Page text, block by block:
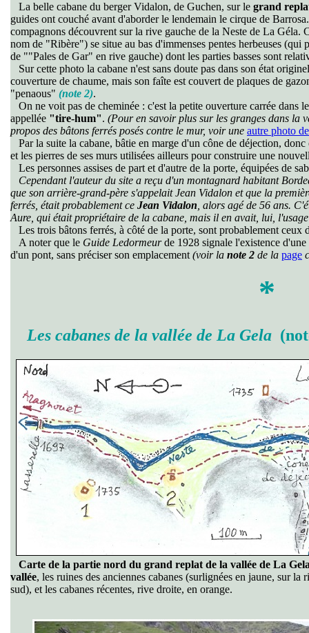
La belle cabane du berger Vidalon, de Guchen, sur le grand
guides ont couché avant d'aborder le lendemain le cirque de
compagnons découvrent sur la rive gauche de la Neste de La
nom de "Ribère") se situe au bas d'immenses pentes herbeuses
de ""Pales de Gar" en rive gauche) dont les parties basses sont
Sur cette photo la cabane n'est sans doute pas dans son état
couverture de chaume, mais son faîte est couvert de plaques de
"penaous" (note 2).
On ne voit pas de cheminée : c'est la petite ouverture carrée dans
appellée "tire-hum". (Pour en savoir plus sur les granges dans la
propos des bâtons ferrés posés contre le mur, voir une autre photo
Par la suite la cabane, bâtie en marge d'un cône de déjection,
et les pierres de ses murs utilisées ailleurs pour construire une
Les personnes assises de part et d'autre de la porte, équipées de
Cependant l'auteur du site a reçu d'un montagnard habitant
que son arrière-grand-père s'appelait Jean Vidalon et que la
ferrés, était probablement ce Jean Vidalon , alors agé de 56 ans.
Aure, qui était propriétaire de la cabane, mais il en avait, lui, l'usage
Les trois bâtons ferrés, à côté de la porte, sont probablement ceux
A noter que le Guide Ledormeurde 1928 signale l'existence d'une
d'un pont, sans préciser son emplacement (voir la note 2 de la page
*
Les cabanes de la vallée de La Gela
Carte de la partie nord du grand replat de la vallée de La
vallée, les ruines des anciennes cabanes (surlignées en jaune, sur la
sud), et les cabanes récentes, rive droite, en orange.